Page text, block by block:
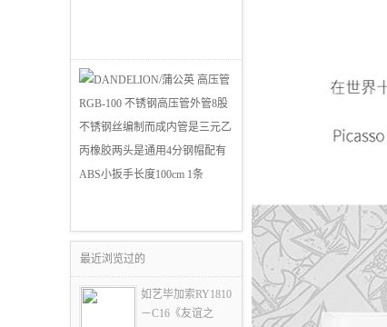
最近浏览过的
如艺毕加索RY1810
－C16《友谊之